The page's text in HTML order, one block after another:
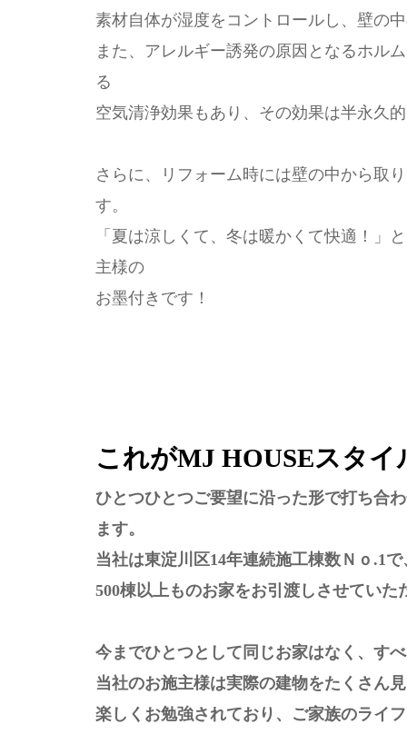
素材自体が湿度をコントロールし、壁の
また、アレルギー誘発の原因となるホル
る
空気清浄効果もあり、その効果は半永久
さらに、リフォーム時には壁の中から取
す。
「夏は涼しくて、冬は暖かくて快適！」
主様の
お墨付きです！
これがMJ HOUSEスタイ
ひとつひとつご要望に沿った形で打ち合
ます。
当社は東淀川区14年連続施工棟数Ｎｏ.1
500棟以上ものお家をお引渡しさせていた
今までひとつとして同じお家はなく、す
当社のお施主様は実際の建物をたくさん
楽しくお勉強されており、ご家族のライ